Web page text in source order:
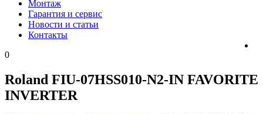
Монтаж
Гарантия и сервис
Новости и статьи
Контакты
0
Roland FIU-07HSS010-N2-IN FAVORITE
INVERTER